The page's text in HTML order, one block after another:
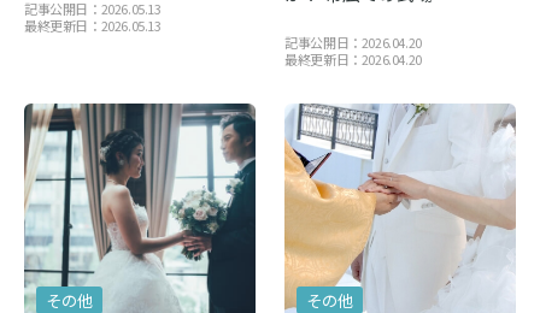
記事公開日：2026.05.13
最終更新日：2026.05.13
記事公開日：2026.04.20
最終更新日：2026.04.20
その他 その他